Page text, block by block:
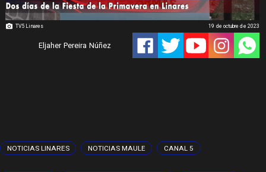
TV5 Linares
Eljaher Pereira Núñez
19 de octubre de 2023
NOTICIAS LINARES NOTICIAS MAULE CANAL 5